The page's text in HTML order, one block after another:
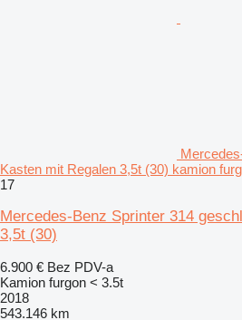
Kasten mit Regalen 3,5t (30) kamion
17
Mercedes-Benz Sprinter 314
3,5t (30)
6.900 € Bez PDV-a
Kamion furgon < 3.5t
2018
543.146 km